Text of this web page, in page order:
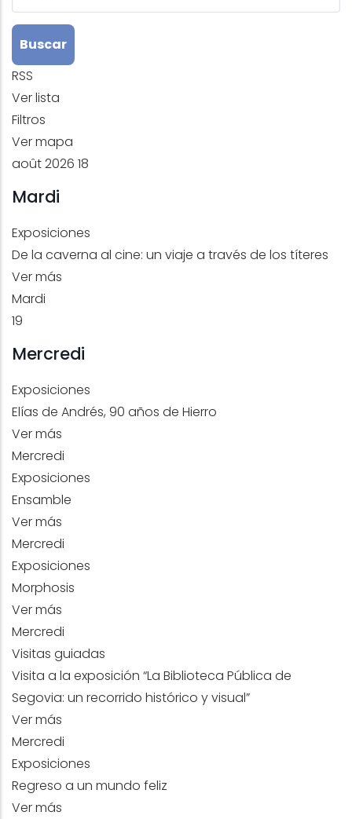
RSS
Ver lista
Filtros
Ver mapa
août 2026 18
Mardi
Exposiciones
De la caverna al cine: un viaje a través de los títeres
Ver más
Mardi
19
Mercredi
Exposiciones
Elías de Andrés, 90 años de Hierro
Ver más
Mercredi
Exposiciones
Ensamble
Ver más
Mercredi
Exposiciones
Morphosis
Ver más
Mercredi
Visitas guiadas
Visita a la exposición “La Biblioteca Pública de
Segovia: un recorrido histórico y visual”
Ver más
Mercredi
Exposiciones
Regreso a un mundo feliz
Ver más